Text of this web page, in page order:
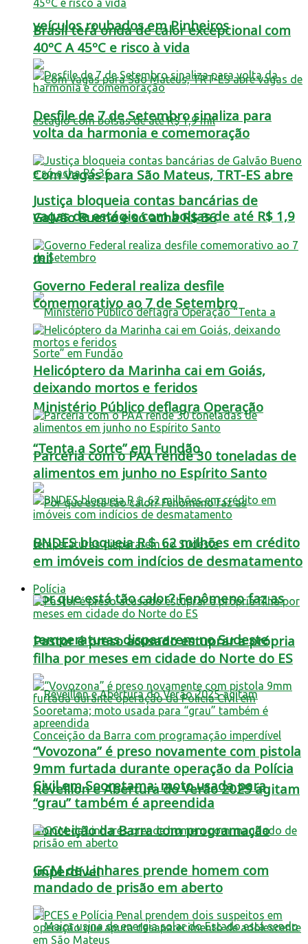
veículos roubados em Pinheiros
Com vagas para São Mateus, TRT-ES abre
vagas de estágio com bolsas de até R$ 1,9
mil
Ministério Público deflagra Operação
“Tenta a Sorte” em Fundão
Por que está tão calor? Fenômeno faz as
temperaturas dispararem no Sudeste
Réveillon e Abertura do Verão 2025 agitam
Conceição da Barra com programação
imperdível
Brasil terá onda de calor excepcional com
40ºC A 45ºC e risco à vida
Desfile de 7 de Setembro sinaliza para
volta da harmonia e comemoração
Justiça bloqueia contas bancárias de
Galvão Bueno e só acha R$ 36
Governo Federal realiza desfile
comemorativo ao 7 de Setembro
Helicóptero da Marinha cai em Goiás,
deixando mortos e feridos
Parceria com o PAA rende 30 toneladas de
alimentos em junho no Espírito Santo
BNDES bloqueia R＄ 62 milhões em crédito
em imóveis com indícios de desmatamento
Polícia
Pastor é preso acusado estuprar a própria
filha por meses em cidade do Norte do ES
“Vovozona” é preso novamente com pistola
9mm furtada durante operação da Polícia
Civil em Sooretama; moto usada para
“grau” também é apreendida
GCM de Linhares prende homem com
mandado de prisão em aberto